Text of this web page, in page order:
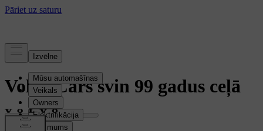
Volvo Cars svin 99 gadus ceļā